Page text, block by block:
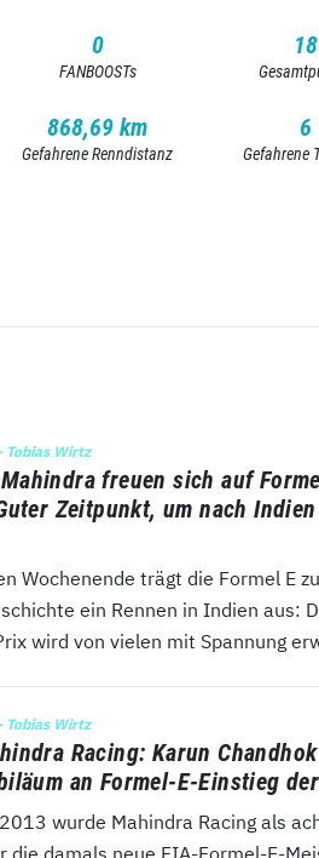
0
FANBOOSTs
18
868,69 km
Gefahrene Renndistanz
6
Gefahrene
Tobias Wirtz
freuen sich auf
Zeitpunkt, um nach
Wochenende trägt die Formel E
ein Rennen in Indien aus:
wird von vielen mit Spannung
Tobias Wirtz
Racing: Karun
an Formel-E-Einstieg
wurde Mahindra Racing als
die damals neue FIA-Formel-E-